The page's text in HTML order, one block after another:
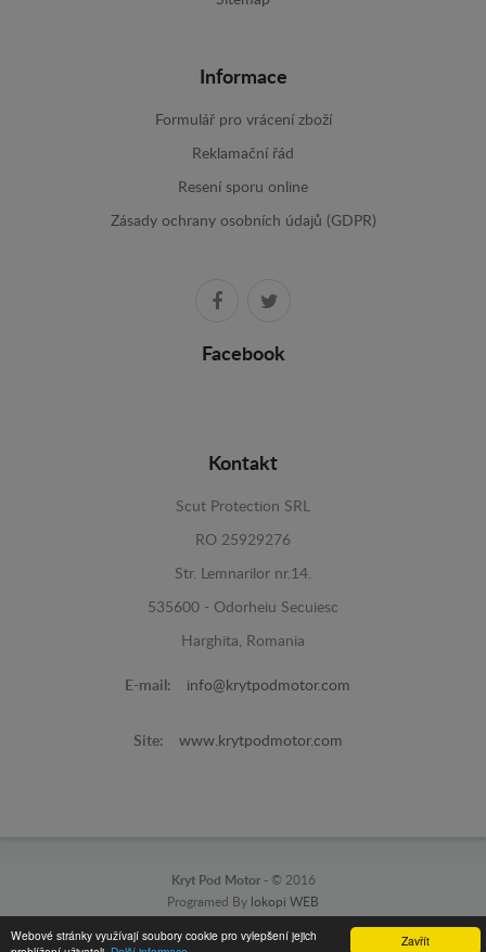
Zavřít
Webové stránky využívají soubory cookie pro vylepšení jejich
Informace
Formulář pro vrácení zboží
Reklamační řád
Resení sporu online
Zásady ochrany osobních údajů (GDPR)
Facebook
Kontakt
Scut Protection SRL
RO 25929276
Str. Lemnarilor nr.14.
535600 - Odorheiu Secuiesc
Harghita, Romania
E-mail: info@krytpodmotor.com
Site: www.krytpodmotor.com
Kryt Pod Motor - © 2016
Programed By lokopi WEB